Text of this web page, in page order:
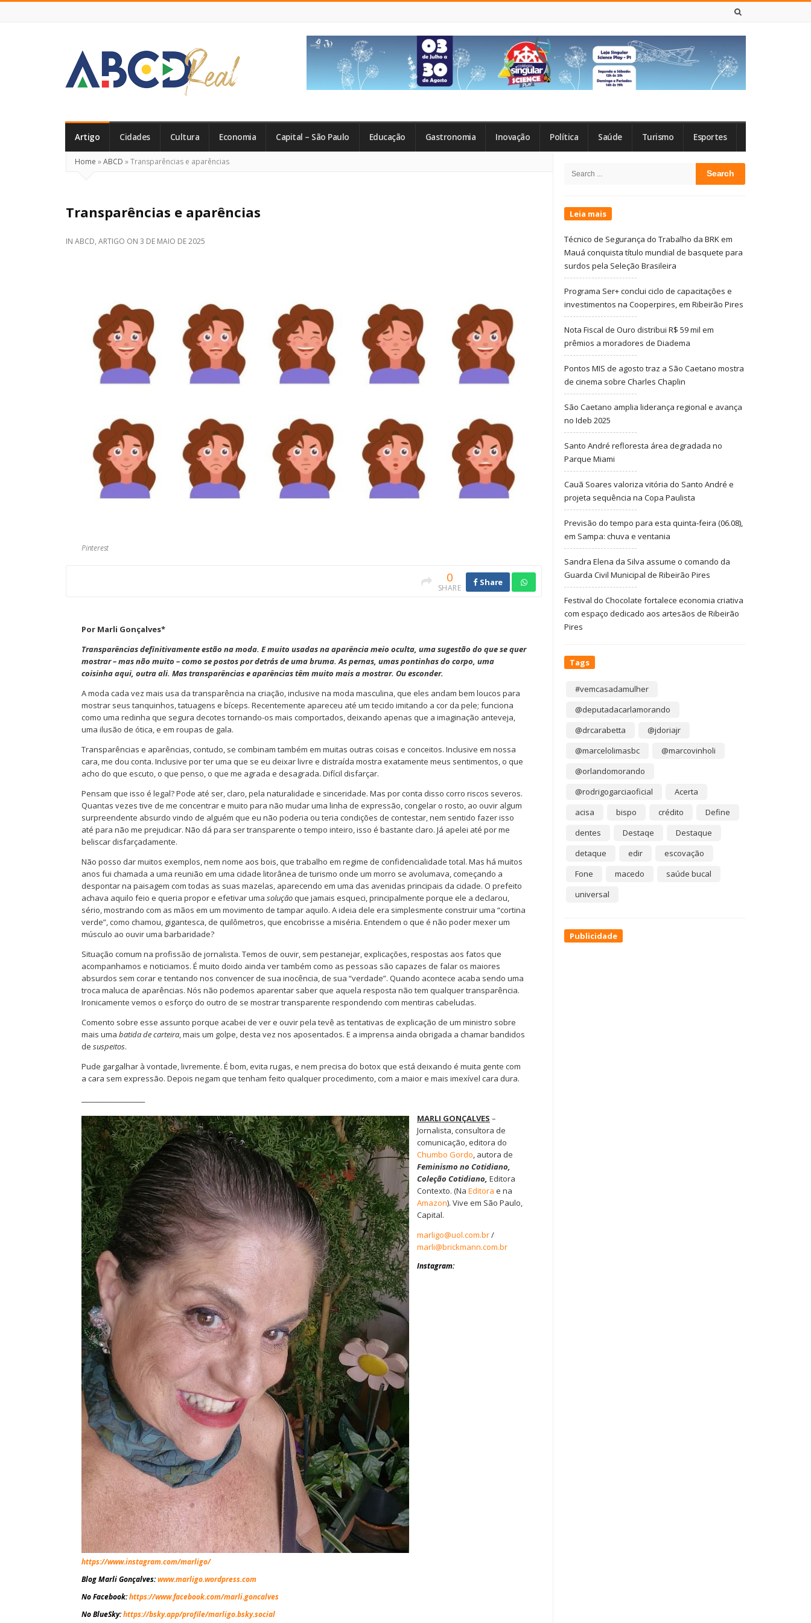
Real
Artigo Cidades Cultura Economia Capital – São Paulo Educação Gastronomia Inovação Política Saúde Turismo Esportes
Home »ABCD »Transparências e aparências
Transparências e aparências
IN ABCD, ARTIGO ON 3 DE MAIO DE 2025
Pinterest
0
SHARE
Share
Por Marli Gonçalves*
Transparências definitivamente estão na moda. E muito usadas na aparência meio oculta, uma sugestão do que se quer
mostrar – mas não muito – como se postos por detrás de uma bruma. As pernas, umas pontinhas do corpo, uma
coisinha aqui, outra ali. Mas transparências e aparências têm muito mais a mostrar. Ou esconder.
A moda cada vez mais usa da transparência na criação, inclusive na moda masculina, que eles andam bem loucos para
mostrar seus tanquinhos, tatuagens e bíceps. Recentemente apareceu até um tecido imitando a cor da pele; funciona
como uma redinha que segura decotes tornando-os mais comportados, deixando apenas que a imaginação anteveja,
uma ilusão de ótica, e em roupas de gala.
Transparências e aparências, contudo, se combinam também em muitas outras coisas e conceitos. Inclusive em nossa
cara, me dou conta. Inclusive por ter uma que se eu deixar livre e distraída mostra exatamente meus sentimentos, o que
acho do que escuto, o que penso, o que me agrada e desagrada. Difícil disfarçar.
Pensam que isso é legal? Pode até ser, claro, pela naturalidade e sinceridade. Mas por conta disso corro riscos severos.
Quantas vezes tive de me concentrar e muito para não mudar uma linha de expressão, congelar o rosto, ao ouvir algum
surpreendente absurdo vindo de alguém que eu não poderia ou teria condições de contestar, nem sentido fazer isso
até para não me prejudicar. Não dá para ser transparente o tempo inteiro, isso é bastante claro. Já apelei até por me
beliscar disfarçadamente.
Não posso dar muitos exemplos, nem nome aos bois, que trabalho em regime de confidencialidade total. Mas há muitos
anos fui chamada a uma reunião em uma cidade litorânea de turismo onde um morro se avolumava, começando a
despontar na paisagem com todas as suas mazelas, aparecendo em uma das avenidas principais da cidade. O prefeito
achava aquilo feio e queria propor e efetivar uma soluçãoque jamais esqueci, principalmente porque ele a declarou,
sério, mostrando com as mãos em um movimento de tampar aquilo. A ideia dele era simplesmente construir uma “cortina
verde”, como chamou, gigantesca, de quilômetros, que encobrisse a miséria. Entendem o que é não poder mexer um
músculo ao ouvir uma barbaridade?
Situação comum na profissão de jornalista. Temos de ouvir, sem pestanejar, explicações, respostas aos fatos que
acompanhamos e noticiamos. É muito doido ainda ver também como as pessoas são capazes de falar os maiores
absurdos sem corar e tentando nos convencer de sua inocência, de sua “verdade”. Quando acontece acaba sendo uma
troca maluca de aparências. Nós não podemos aparentar saber que aquela resposta não tem qualquer transparência.
Ironicamente vemos o esforço do outro de se mostrar transparente respondendo com mentiras cabeludas.
Comento sobre esse assunto porque acabei de ver e ouvir pela tevê as tentativas de explicação de um ministro sobre
mais uma batida de carteira , mais um golpe, desta vez nos aposentados. E a imprensa ainda obrigada a chamar bandidos
de suspeitos.
Pude gargalhar à vontade, livremente. É bom, evita rugas, e nem precisa do botox que está deixando é muita gente com
a cara sem expressão. Depois negam que tenham feito qualquer procedimento, com a maior e mais imexível cara dura.
MARLI GONÇALVES –
Jornalista, consultora de
comunicação, editora do
Chumbo Gordo , autora de
Feminismo no Cotidiano,
Coleção Cotidiano, Editora
Contexto. (Na Editora e na
Amazon). Vive em São Paulo,
Capital.
marligo@uol.com.br/
marli@brickmann.com.br
Instagram:
https://www.instagram.com/marligo/
Blog Marli Gonçalves:www.marligo.wordpress.com
No Facebook:https://www.facebook.com/marli.goncalves
No BlueSky:https://bsky.app/profile/marligo.bsky.social
Sidebar
Search
Leia mais
Técnico de Segurança do Trabalho da BRK em
Mauá conquista título mundial de basquete para
surdos pela Seleção Brasileira
Programa Ser+ conclui ciclo de capacitações e
investimentos na Cooperpires, em Ribeirão Pires
Nota Fiscal de Ouro distribui R$ 59 mil em
prêmios a moradores de Diadema
Pontos MIS de agosto traz a São Caetano mostra
de cinema sobre Charles Chaplin
São Caetano amplia liderança regional e avança
no Ideb 2025
Santo André refloresta área degradada no
Parque Miami
Cauã Soares valoriza vitória do Santo André e
projeta sequência na Copa Paulista
Previsão do tempo para esta quinta-feira (06.08),
em Sampa: chuva e ventania
Sandra Elena da Silva assume o comando da
Guarda Civil Municipal de Ribeirão Pires
Festival do Chocolate fortalece economia criativa
com espaço dedicado aos artesãos de Ribeirão
Pires
Tags
#vemcasadamulher
@deputadacarlamorando
@drcarabetta
@jdoriajr
@marcelolimasbc
@marcovinholi
@orlandomorando
@rodrigogarciaoficial
Acerta
acisa
bispo crédito
Define
dentes
Destaqe
Destaque
detaque
edir
escovação
Fone
macedo
saúde bucal
universal
Publicidade